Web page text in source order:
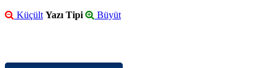
Küçült Yazı Tipi Büyüt